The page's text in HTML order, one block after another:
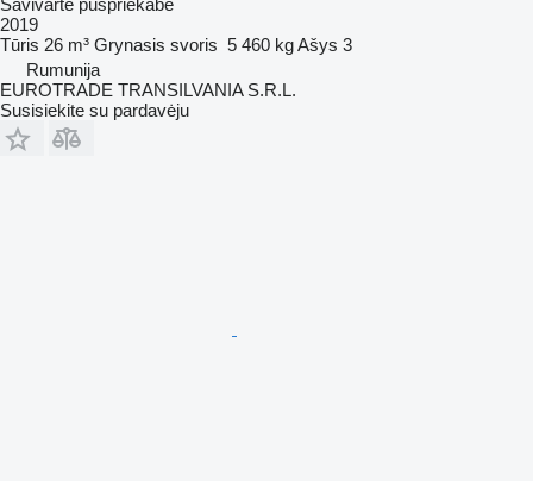
2019
Tūris 26 m³ Grynasis svoris 5 460 kgAšys 3
Rumunija
EUROTRADE TRANSILVANIA S.R.L.
Susisiekite su pardavėju